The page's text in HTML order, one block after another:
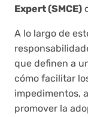
Expert (SMCE)
A lo largo de
que definen a
cómo facilitar
impedimentos,
promover la